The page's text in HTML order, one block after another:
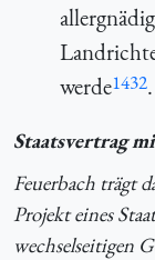
werde1432.
Staatsvertrag
Feuerbach trägt
Projekt eines
wechselseitigen